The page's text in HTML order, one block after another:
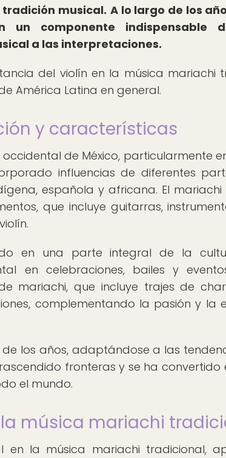
musical. A lo largo de los
un componente indispensable
a las interpretaciones.
del violín en la música mariachi
América Latina en general.
y características
de México, particularmente
influencias de diferentes
española y africana. El
que incluye guitarras,
en una parte integral de la
en celebraciones, bailes y
mariachi, que incluye trajes de
complementando la pasión y la
los años, adaptándose a las
fronteras y se ha convertido
el mundo.
música mariachi
en la música mariachi tradicional,